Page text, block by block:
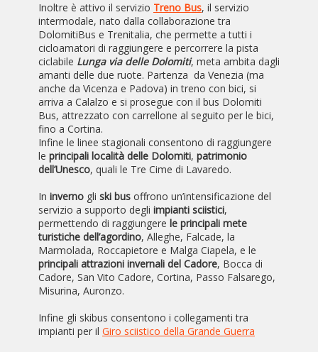
Inoltre è attivo il servizio Treno Bus, il servizio
intermodale, nato dalla collaborazione tra
DolomitiBus e Trenitalia, che permette a tutti i
cicloamatori di raggiungere e percorrere la pista
ciclabile Lunga via delle Dolomiti, meta ambita dagli
amanti delle due ruote. Partenza da Venezia (ma
anche da Vicenza e Padova) in treno con bici, si
arriva a Calalzo e si prosegue con il bus Dolomiti
Bus, attrezzato con carrellone al seguito per le bici,
fino a Cortina.
Infine le linee stagionali consentono di raggiungere
le principali località delle Dolomiti, patrimonio
dell’Unesco, quali le Tre Cime di Lavaredo.
In inverno gli ski bus offrono un’intensificazione del
servizio a supporto degli impianti sciistici,
permettendo di raggiungere le principali mete
turistiche dell’agordino, Alleghe, Falcade, la
Marmolada, Roccapietore e Malga Ciapela, e le
principali attrazioni invernali del Cadore, Bocca di
Cadore, San Vito Cadore, Cortina, Passo Falsarego,
Misurina, Auronzo.
Infine gli skibus consentono i collegamenti tra
impianti per il Giro sciistico della Grande Guerra